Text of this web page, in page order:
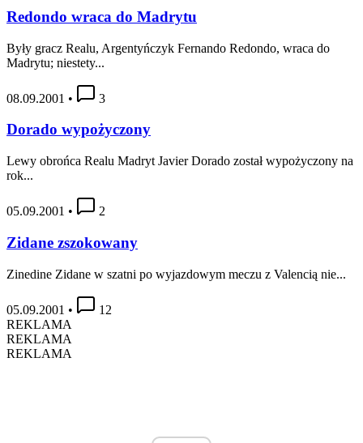
Redondo wraca do Madrytu
Były gracz Realu, Argentyńczyk Fernando Redondo, wraca do
Madrytu; niestety...
08.09.2001 • 3
Dorado wypożyczony
Lewy obrońca Realu Madryt Javier Dorado został wypożyczony na
rok...
05.09.2001 • 2
Zidane zszokowany
Zinedine Zidane w szatni po wyjazdowym meczu z Valencią nie...
05.09.2001 •
12
REKLAMA
REKLAMA
REKLAMA